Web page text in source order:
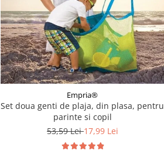
Empria®
Set doua genti de plaja, din plasa, pentru
parinte si copil
53,59 Lei17,99 Lei